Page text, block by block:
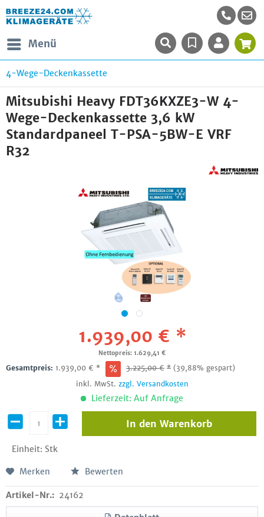
Menü
4-Wege-Deckenkassette
Mitsubishi Heavy FDT36KXZE3-W 4-
Wege-Deckenkassette 3,6 kW
Standardpaneel T-PSA-5BW-E VRF
R32
1.939,00 € *
Nettopreis: 1.629,41 €
Gesamtpreis: 1.939,00 € * 3.225,00€ * (39,88% gespart)
inkl. MwSt. zzgl. Versandkosten
Lieferzeit: Auf Anfrage
Einheit: Stk
In den Warenkorb
Merken Bewerten
Artikel-Nr.: 24162